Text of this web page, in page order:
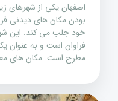
اصفهان یکی از شهرهای
بودن مکان های دیدنی
خود جلب می کند. این
فراوان است و به عنوان
مطرح است. مکان های